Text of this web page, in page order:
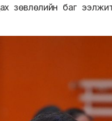
зөвлөлийн баг